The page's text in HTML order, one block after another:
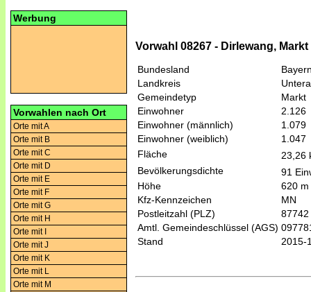
Werbung
Vorwahlen nach Ort
Orte mit A
Orte mit B
Orte mit C
Orte mit D
Orte mit E
Orte mit F
Orte mit G
Orte mit H
Orte mit I
Orte mit J
Orte mit K
Orte mit L
Orte mit M
Vorwahl 08267 - Dirlewang,
Bundesland
Landkreis
Gemeindetyp
Markt
Einwohner
2.126
Einwohner (männlich)
1.079
Einwohner (weiblich)
1.047
Fläche
23,26
Bevölkerungsdichte
91
Höhe
620 m
Kfz-Kennzeichen
MN
Postleitzahl (PLZ)
87742
Amtl. Gemeindeschlüssel (AGS)
Stand
2015-